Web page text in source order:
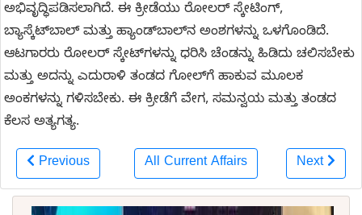
ಅಭಿವೃದ್ಧಿಪಡಿಸಲಾಗಿದೆ. ಈ ಕ್ರೀಡೆಯು ರೋಲರ್ ಸ್ಕೇಟಿಂಗ್,
ಬ್ಯಾಸ್ಕೆಟ್‌ಬಾಲ್ ಮತ್ತು ಹ್ಯಾಂಡ್‌ಬಾಲ್‌ನ ಅಂಶಗಳನ್ನು ಒಳಗೊಂಡಿದೆ.
ಆಟಗಾರರು ರೋಲರ್ ಸ್ಕೇಟ್‌ಗಳನ್ನು ಧರಿಸಿ ಚೆಂಡನ್ನು ಹಿಡಿದು ಚಲಿಸಬೇಕು
ಮತ್ತು ಅದನ್ನು ಎದುರಾಳಿ ತಂಡದ ಗೋಲ್‌ಗೆ ಹಾಕುವ ಮೂಲಕ
ಅಂಕಗಳನ್ನು ಗಳಿಸಬೇಕು. ಈ ಕ್ರೀಡೆಗೆ ವೇಗ, ಸಮನ್ವಯ ಮತ್ತು ತಂಡದ
ಕೆಲಸ ಅತ್ಯಗತ್ಯ.
Previous All Current Affairs Next